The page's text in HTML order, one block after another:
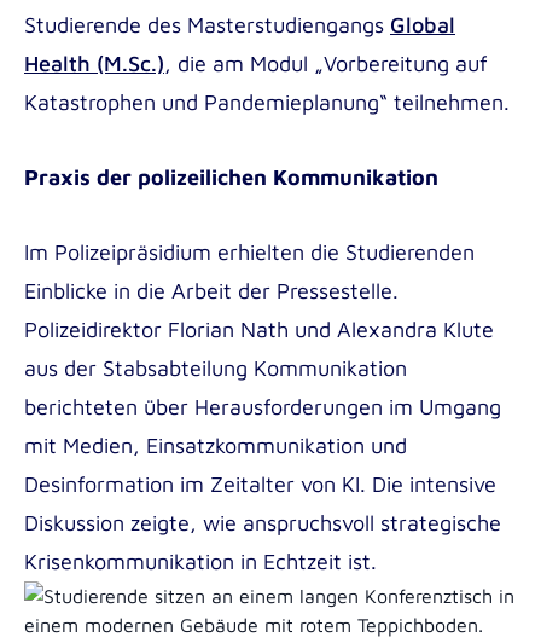
Studierende des Masterstudiengangs Global
Health (M.Sc.), die am Modul „Vorbereitung auf
Katastrophen und Pandemieplanung“ teilnehmen.
Praxis der polizeilichen Kommunikation
Im Polizeipräsidium erhielten die Studierenden
Einblicke in die Arbeit der Pressestelle.
Polizeidirektor Florian Nath und Alexandra Klute
aus der Stabsabteilung Kommunikation
berichteten über Herausforderungen im Umgang
mit Medien, Einsatzkommunikation und
Desinformation im Zeitalter von KI. Die intensive
Diskussion zeigte, wie anspruchsvoll strategische
Krisenkommunikation in Echtzeit ist.